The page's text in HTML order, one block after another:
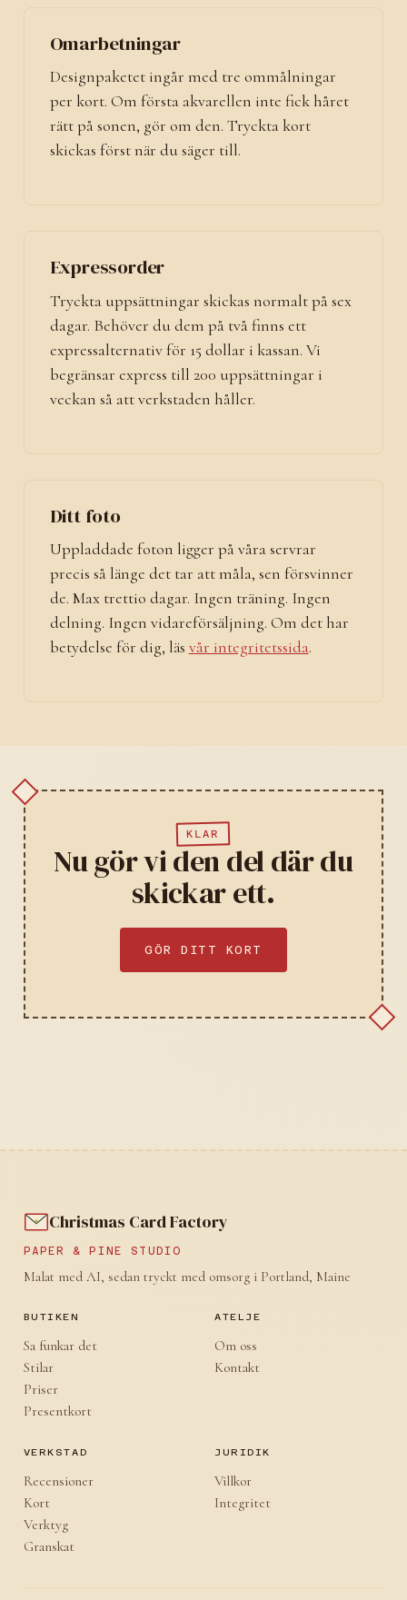
Omarbetningar
Designpaketet ingår med tre ommålningar
per kort. Om första akvarellen inte fick håret
rätt på sonen, gör om den. Tryckta kort
skickas först när du säger till.
Expressorder
Tryckta uppsättningar skickas normalt på sex
dagar. Behöver du dem på två finns ett
expressalternativ för 15 dollar i kassan. Vi
begränsar express till 200 uppsättningar i
veckan så att verkstaden håller.
Ditt foto
Uppladdade foton ligger på våra servrar
precis så länge det tar att måla, sen försvinner
de. Max trettio dagar. Ingen träning. Ingen
delning. Ingen vidareförsäljning. Om det har
betydelse för dig, läs vår integritetssida.
KLAR
Nu gör vi den del där du
skickar ett.
GÖR DITT KORT
Christmas Card Factory
PAPER & PINE STUDIO
Malat med AI, sedan tryckt med omsorg i Portland, Maine
BUTIKEN
Sa funkar det
Stilar
Priser
Presentkort
ATELJE
Om oss
Kontakt
VERKSTAD
Recensioner
Kort
Verktyg
Granskat
JURIDIK
Villkor
Integritet